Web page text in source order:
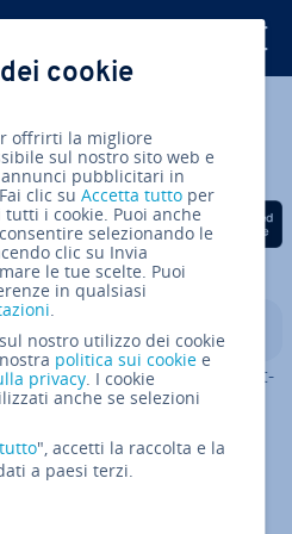
un
database
via Facebook
Condividi via Twitter
Condividi via
hanno anche alcune ca­rat­
dello scopo di
è più adatto dell’altro. Il
e Post­gre­SQL è
e dalla sicurezza.
cookie
offrirti la migliore
sul nostro sito web e
pubblicitari in
clic suAccetta tutto per
i cookie. Puoi anche
selezionando le
clic su Invia
le tue scelte. Puoi
in qualsiasi
.
nostro utilizzo dei cookie
politica sui cookie e
privacy. I cookie
anche se selezioni
", accetti la raccolta e la
a paesi terzi.